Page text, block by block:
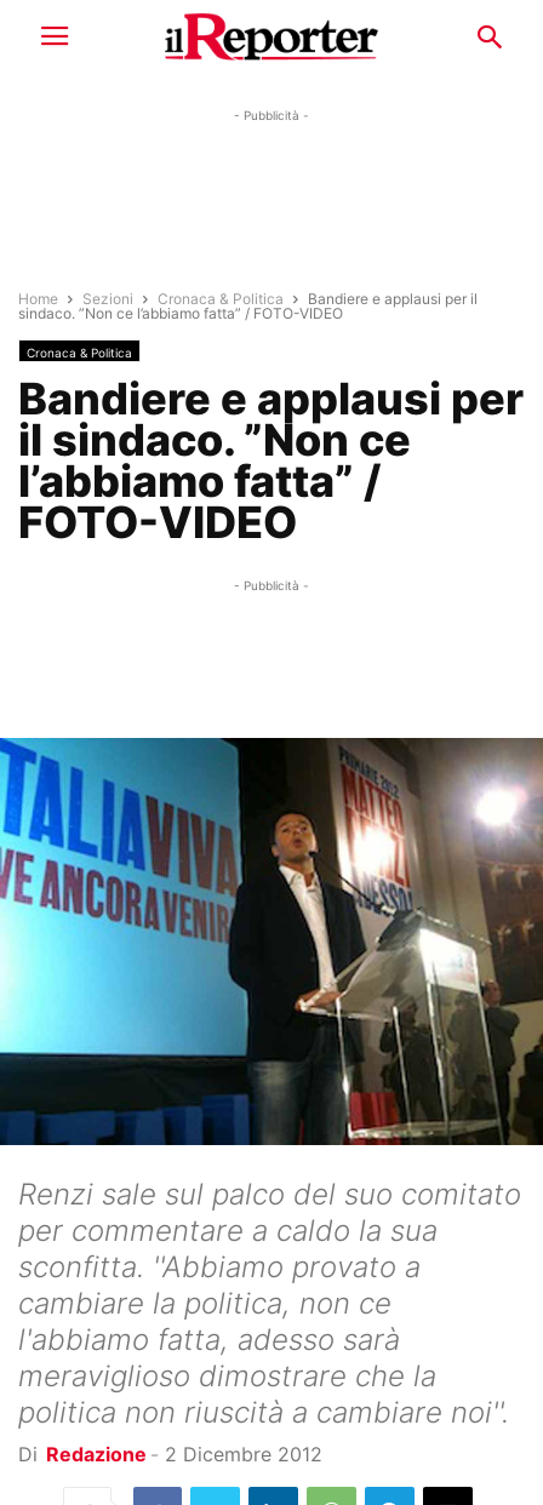
- Pubblicità -
Home Sezioni Cronaca & Politica
Bandiere e applausi per il
sindaco. ”Non ce l’abbiamo fatta” / FOTO-VIDEO
Cronaca & Politica
Bandiere e applausi per
il sindaco. ”Non ce
l’abbiamo fatta” /
FOTO-VIDEO
- Pubblicità -
Renzi sale sul palco del suo comitato
per commentare a caldo la sua
sconfitta. ''Abbiamo provato a
cambiare la politica, non ce
l'abbiamo fatta, adesso sarà
meraviglioso dimostrare che la
politica non riuscità a cambiare noi''.
Di Redazione - 2 Dicembre 2012